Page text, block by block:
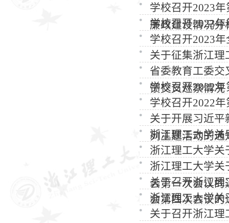
学校召开2023
廉政建设情况分
学校召开2023
学校召开2023
关于征集浙江
省委教育工委
馈交叉巡察情况
学校召开2022
学校召开2022
关于开展习近
列主题活动的通
浙江理工大学
浙江理工大学
浙江理工大学
会第一次会议的
关于召开浙江
会第四次会议的
浙江理工大学
关于召开浙江